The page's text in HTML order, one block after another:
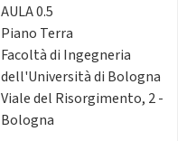
AULA 0.5
Piano Terra
Facoltà di Ingegneria
dell'Università di Bologna
Viale del Risorgimento, 2 -
Bologna